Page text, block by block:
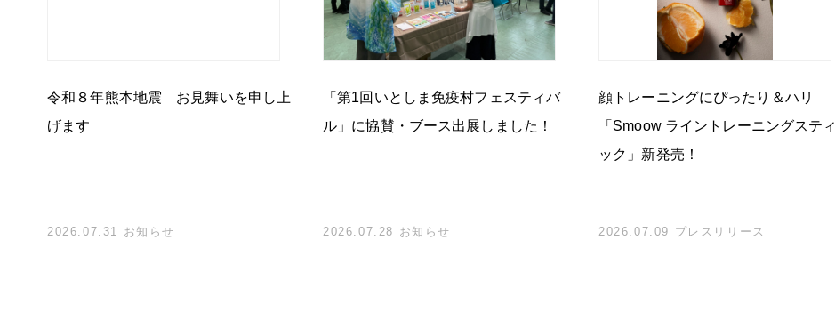
令和８年熊本地震 お見舞いを申し上
げます
2026.07.31 お知らせ
「第1回いとしま免疫村フェスティバ
ル」に協賛・ブース出展しました！
2026.07.28 お知らせ
顔トレーニングにぴったり＆ハリ
「Smoow ライントレーニングスティ
ック」新発売！
2026.07.09 プレスリリース